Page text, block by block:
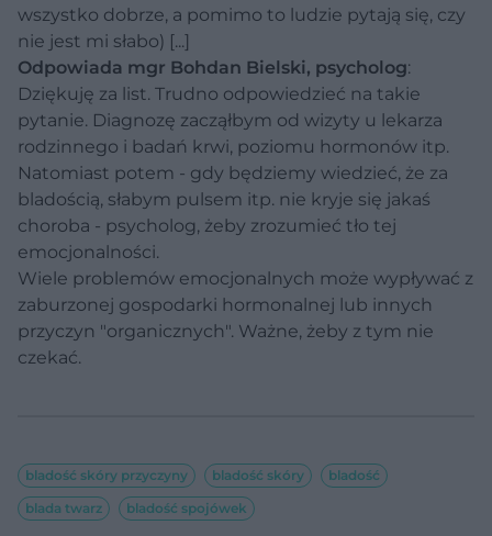
wszystko dobrze, a pomimo to ludzie pytają się, czy
nie jest mi słabo) [...]
Odpowiada mgr Bohdan Bielski, psycholog:
Dziękuję za list. Trudno odpowiedzieć na takie
pytanie. Diagnozę zacząłbym od wizyty u lekarza
rodzinnego i badań krwi, poziomu hormonów itp.
Natomiast potem - gdy będziemy wiedzieć, że za
bladością, słabym pulsem itp. nie kryje się jakaś
choroba - psycholog, żeby zrozumieć tło tej
emocjonalności.
Wiele problemów emocjonalnych może wypływać z
zaburzonej gospodarki hormonalnej lub innych
przyczyn "organicznych". Ważne, żeby z tym nie
czekać.
bladość skóry przyczyny bladość skóry
bladość
blada twarz
bladość spojówek